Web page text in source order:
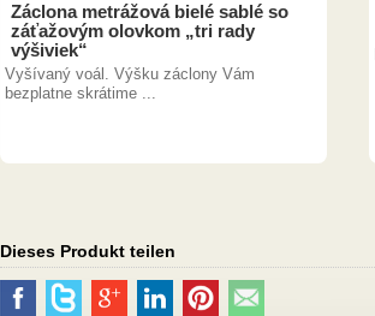
Záclona metrážová bielé sablé so
záťažovým olovkom „tri rady
výšiviek“
Vyšívaný voál. Výšku záclony Vám
bezplatne skrátime ...
Dieses Produkt teilen